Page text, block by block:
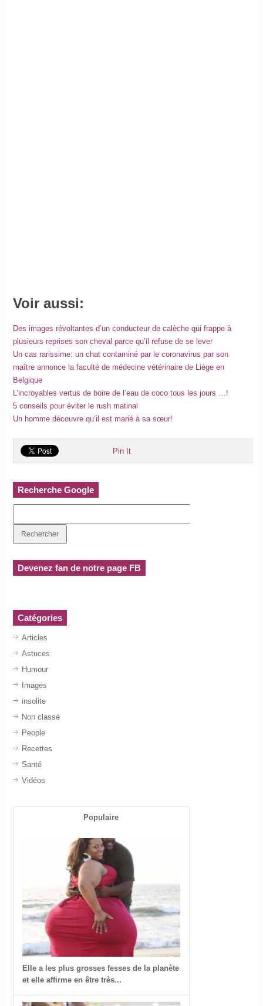
Voir aussi:
Des images révoltantes d’un conducteur de calèche qui frappe à
plusieurs reprises son cheval parce qu’il refuse de se lever
Un cas rarissime: un chat contaminé par le coronavirus par son
maître annonce la faculté de médecine vétérinaire de Liège en
Belgique
L’incroyables vertus de boire de l’eau de coco tous les jours …!
5 conseils pour éviter le rush matinal
Un homme découvre qu’il est marié à sa sœur!
Pin It
Recherche Google
Devenez fan de notre page FB
Catégories
Articles
Astuces
Humour
Images
insolite
Non classé
People
Recettes
Santé
Vidéos
Populaire
Elle a les plus grosses fesses de la planète
et elle affirme en être très...